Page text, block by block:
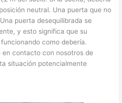
neutral. Una puerta que no
puerta desequilibrada se
y esto significa que su
como debería.
en contacto con nosotros de
situación potencialmente